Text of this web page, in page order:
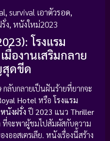
, survival เอาตัวรอด,
ง, หนังใหม่2023
โรงแรม
องานเสริมกลาย
สุดขีด
กลับกลายเป็นฝันร้ายที่ยากจะ
Hotelหรือ โรงแรม
หนังฝรั่ง ปี 2023 แนว Thriller
ที่จะพาผู้ชมไปสัมผัสกับความ
ออสเตรเลีย. หนังเรื่องนี้สร้าง